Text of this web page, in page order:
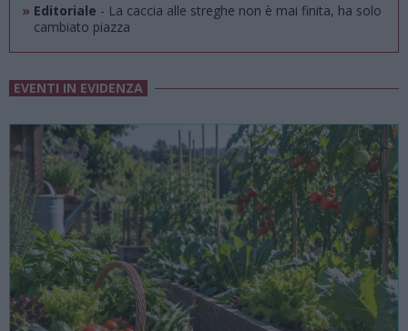
» Editoriale - La caccia alle streghe non è mai finita, ha solo
cambiato piazza
EVENTI IN EVIDENZA